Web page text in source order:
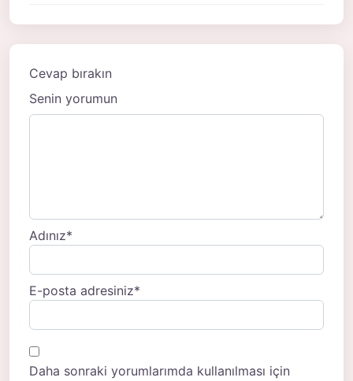
Cevap bırakın
Senin yorumun
Adınız*
E-posta adresiniz*
Daha sonraki yorumlarımda kullanılması için